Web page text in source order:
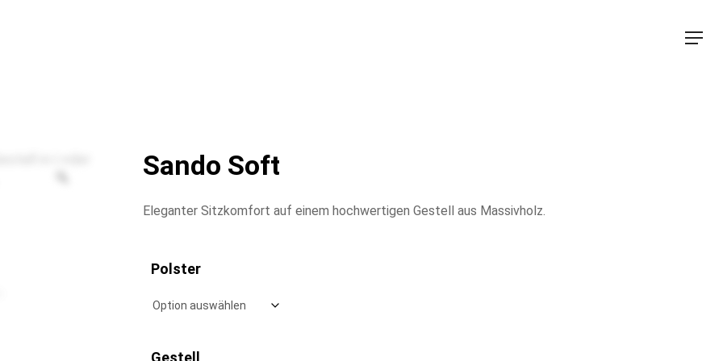
Menu
Sando Soft
Eleganter Sitzkomfort auf einem hochwertigen Gestell aus Massivholz.
Polster
Gestell